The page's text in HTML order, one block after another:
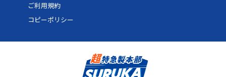
ご利用規約
コピーポリシー